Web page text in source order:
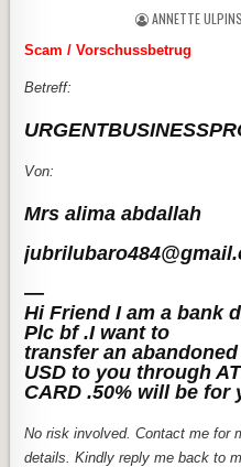
ANNETTE ULPINS
Scam / Vorschussbetrug
Betreff:
Von:
Mrs alima abdallah
—
Hi Friend I am a bank
Plc bf .I want to
transfer an
USD to you through
CARD .50% will be for
No risk involved. Contact me for
details. Kindly reply me back to